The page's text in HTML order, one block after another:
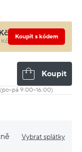
Kč
Koupit s kódem
Koupit
(po–pá 9:00–16:00)
Vybrat splátky